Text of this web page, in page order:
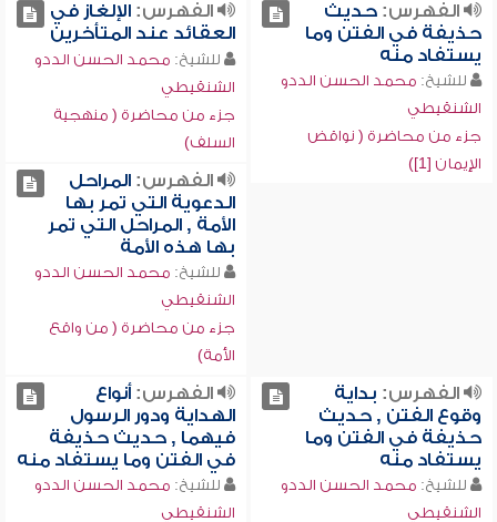
الفهرس:حديث
حذيفة في الفتن وما
يستفاد منه
للشيخ: محمد الحسن الددو
الشنقيطي
جزء من محاضرة ( نواقض
الإيمان [1])
الفهرس:الإلغاز في
العقائد عند المتأخرين
للشيخ: محمد الحسن الددو
الشنقيطي
جزء من محاضرة ( منهجية
السلف)
الفهرس:المراحل
الدعوية التي تمر بها
الأمة , المراحل التي تمر
بها هذه الأمة
للشيخ: محمد الحسن الددو
الشنقيطي
جزء من محاضرة ( من واقع
الأمة)
الفهرس: بداية
وقوع الفتن , حديث
حذيفة في الفتن وما
يستفاد منه
للشيخ: محمد الحسن الددو
الشنقيطي
الفهرس:أنواع
الهداية ودور الرسول
فيهما , حديث حذيفة
في الفتن وما يستفاد منه
للشيخ: محمد الحسن الددو
الشنقيطي